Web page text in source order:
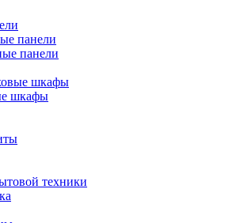
панели
панели
шкафы
шкафы
техники